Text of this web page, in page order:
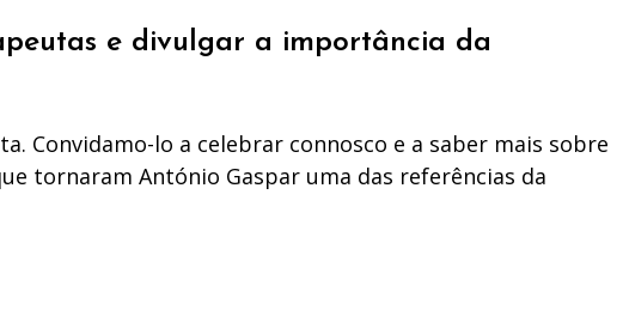
e divulgar a importância da
Convidamo-lo a celebrar connosco e a saber mais sobre
tornaram António Gaspar uma das referências da